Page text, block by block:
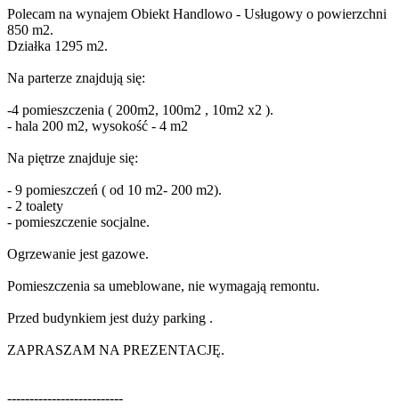
Polecam na wynajem Obiekt Handlowo - Usługowy o powierzchni
850 m2.
Działka 1295 m2.
Na parterze znajdują się:
-4 pomieszczenia ( 200m2, 100m2 , 10m2 x2 ).
- hala 200 m2, wysokość - 4 m2
Na piętrze znajduje się:
- 9 pomieszczeń ( od 10 m2- 200 m2).
- 2 toalety
- pomieszczenie socjalne.
Ogrzewanie jest gazowe.
Pomieszczenia sa umeblowane, nie wymagają remontu.
Przed budynkiem jest duży parking .
ZAPRASZAM NA PREZENTACJĘ.
--------------------------